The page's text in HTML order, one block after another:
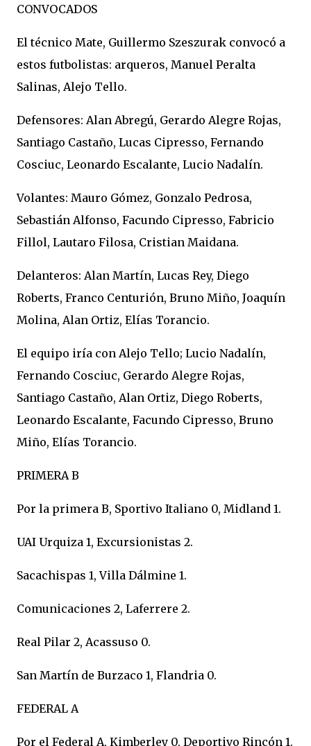
CONVOCADOS
El técnico Mate, Guillermo Szeszurak convocó a
estos futbolistas: arqueros, Manuel Peralta
Salinas, Alejo Tello.
Defensores: Alan Abregú, Gerardo Alegre Rojas,
Santiago Castaño, Lucas Cipresso, Fernando
Cosciuc, Leonardo Escalante, Lucio Nadalín.
Volantes: Mauro Gómez, Gonzalo Pedrosa,
Sebastián Alfonso, Facundo Cipresso, Fabricio
Fillol, Lautaro Filosa, Cristian Maidana.
Delanteros: Alan Martín, Lucas Rey, Diego
Roberts, Franco Centurión, Bruno Miño, Joaquín
Molina, Alan Ortiz, Elías Torancio.
El equipo iría con Alejo Tello; Lucio Nadalín,
Fernando Cosciuc, Gerardo Alegre Rojas,
Santiago Castaño, Alan Ortiz, Diego Roberts,
Leonardo Escalante, Facundo Cipresso, Bruno
Miño, Elías Torancio.
PRIMERA B
Por la primera B, Sportivo Italiano 0, Midland 1.
UAI Urquiza 1, Excursionistas 2.
Sacachispas 1, Villa Dálmine 1.
Comunicaciones 2, Laferrere 2.
Real Pilar 2, Acassuso 0.
San Martín de Burzaco 1, Flandria 0.
FEDERAL A
Por el Federal A, Kimberley 0, Deportivo Rincón 1.